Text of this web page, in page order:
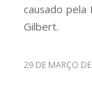
causado
Gilbert.
29 DE MARÇO